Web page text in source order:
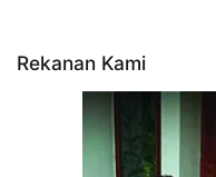
Rekanan Kami